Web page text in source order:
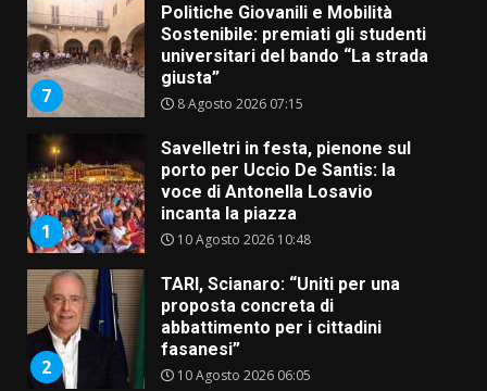
7
Politiche Giovanili e Mobilità
Sostenibile: premiati gli studenti
universitari del bando “La strada
giusta”
8 Agosto 2026 07:15
1
Savelletri in festa, pienone sul
porto per Uccio De Santis: la
voce di Antonella Losavio
incanta la piazza
10 Agosto 2026 10:48
2
TARI, Scianaro: “Uniti per una
proposta concreta di
abbattimento per i cittadini
fasanesi”
10 Agosto 2026 06:05